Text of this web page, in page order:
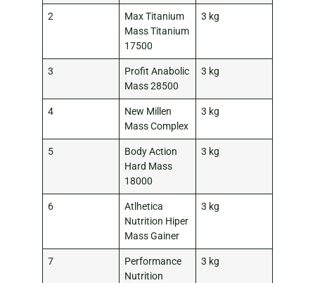
2
Max Titanium
Mass Titanium
17500
3 kg
3
Profit Anabolic
Mass 28500
3 kg
4
New Millen
Mass Complex
3 kg
5
Body Action
Hard Mass
18000
3 kg
6
Atlhetica
Nutrition Hiper
Mass Gainer
3 kg
7
Performance
Nutrition
3 kg